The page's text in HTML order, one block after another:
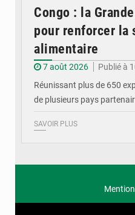
Congo : la
pour renforcer la
alimentaire
7 août 2026
Publié à
Réunissant plus de 650
de plusieurs pays
SAVOIR PLUS